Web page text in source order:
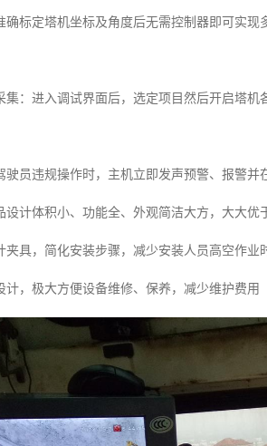
确标定塔机坐标及角度后无需控制器即可实
集：进入调试界面后，选定项目然后开启塔
驶员违规操作时，主机立即发声预警、报警
设计体积小、功能全、外观简洁大方，大大优
夹具，简化安装步骤，减少安装人员高空作业
计，极大方便设备维修、保养，减少维护费用